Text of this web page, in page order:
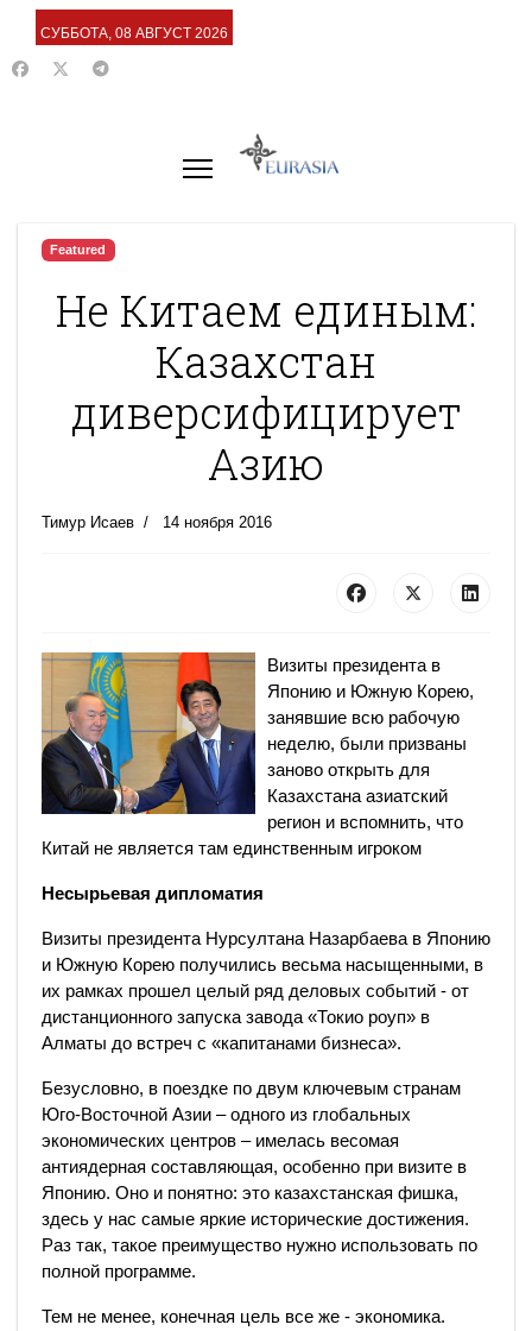
СУББОТА, 08 АВГУСТ 2026
Featured
Не Китаем единым:
Казахстан
диверсифицирует
Азию
Тимур Исаев 14 ноября 2016
Визиты президента в
Японию и Южную Корею,
занявшие всю рабочую
неделю, были призваны
заново открыть для
Казахстана азиатский
регион и вспомнить, что
Китай не является там единственным игроком
Несырьевая дипломатия
Визиты президента Нурсултана Назарбаева в Японию
и Южную Корею получились весьма насыщенными, в
их рамках прошел целый ряд деловых событий - от
дистанционного запуска завода «Токио роуп» в
Алматы до встреч с «капитанами бизнеса».
Безусловно, в поездке по двум ключевым странам
Юго-Восточной Азии – одного из глобальных
экономических центров – имелась весомая
антиядерная составляющая, особенно при визите в
Японию. Оно и понятно: это казахстанская фишка,
здесь у нас самые яркие исторические достижения.
Раз так, такое преимущество нужно использовать по
полной программе.
Тем не менее, конечная цель все же - экономика.